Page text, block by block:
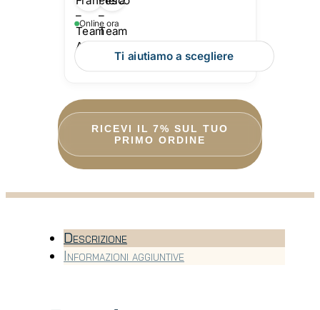
Online ora
Ti aiutiamo a scegliere
RICEVI IL 7% SUL TUO
PRIMO ORDINE
Descrizione
Informazioni aggiuntive